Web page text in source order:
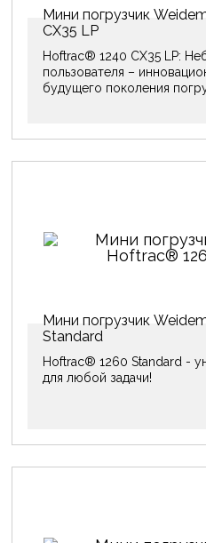
Мини погрузчик
CX35 LP
Hoftrac® 1240 CX35 LP:
пользователя –
будущего поколения
Мини погрузчик
Standard
Hoftrac® 1260 Standard -
для любой задачи!